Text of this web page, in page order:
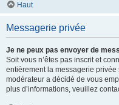
Haut
Messagerie privée
Je ne peux pas envoyer de
Soit vous n’êtes pas inscrit et
entièrement la messagerie
modérateur a décidé de vous
plus d’informations, veuillez